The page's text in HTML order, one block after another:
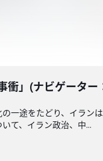
衝」(ナビゲータ
一途をたどり、イラン
て、イラン政治、中...